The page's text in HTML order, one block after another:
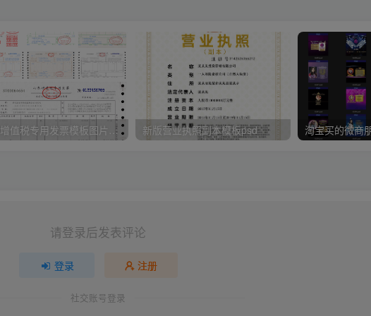
最新增值税专用发票模板图片、文字均可修改 新版营业执照副本模板psd
请登录后发表评论
登录 注册
社交账号登录